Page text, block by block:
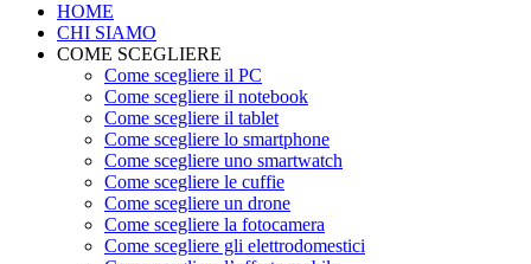
HOME
CHI SIAMO
COME SCEGLIERE
Come scegliere il PC
Come scegliere il notebook
Come scegliere il tablet
Come scegliere lo smartphone
Come scegliere uno smartwatch
Come scegliere le cuffie
Come scegliere un drone
Come scegliere la fotocamera
Come scegliere gli elettrodomestici